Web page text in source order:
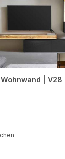
| V28